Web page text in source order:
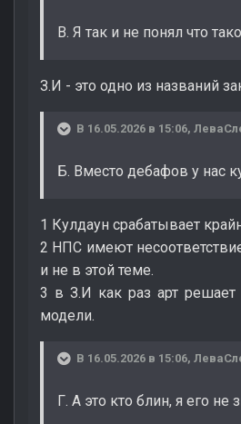
В. Я так и не понял что
З.И - это одно из названий
В 16.05.2026 в 15:06,
Б. Вместо дебафов у нас
1 Кулдаун срабатывает
2 НПС имеют
и не в этой теме.
3 в З.И как раз арт
модели.
В 16.05.2026 в 15:06,
Г. А это кто блин, я его не